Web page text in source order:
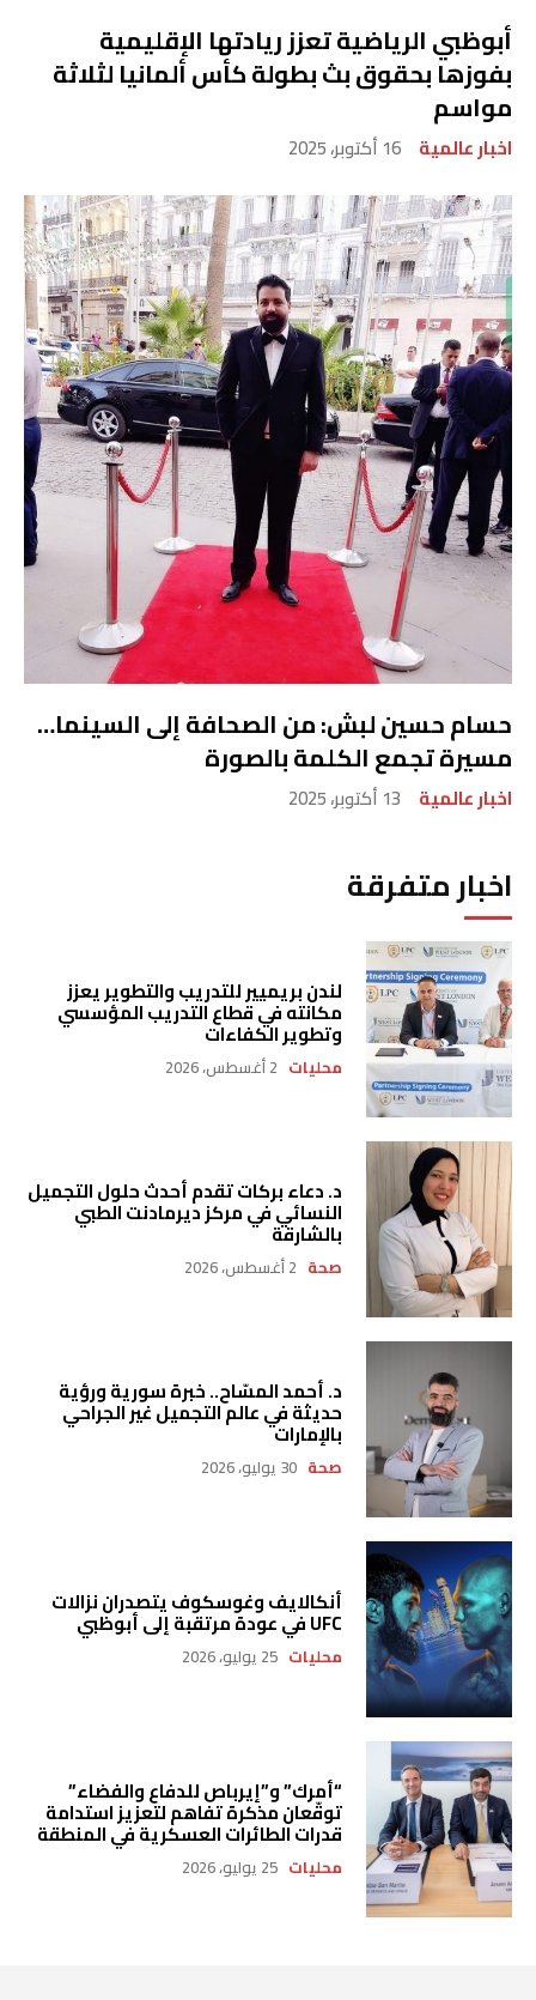
أبوظبي الرياضية تعزز ريادتها الإقليمية
بفوزها بحقوق بث بطولة كأس ألمانيا لثلاثة
مواسم
اخبار عالمية 16 أكتوبر، 2025
حسام حسين لبش: من الصحافة إلى السينما…
مسيرة تجمع الكلمة بالصورة
اخبار عالمية 13 أكتوبر، 2025
اخبار متفرقة
لندن بريميير للتدريب والتطوير يعزز
مكانته في قطاع التدريب المؤسسي
وتطوير الكفاءات
محليات 2 أغسطس، 2026
د. دعاء بركات تقدم أحدث حلول التجميل
النسائي في مركز ديرمادنت الطبي
بالشارقة
صحة 2 أغسطس، 2026
د. أحمد المسّاح.. خبرة سورية ورؤية
حديثة في عالم التجميل غير الجراحي
بالإمارات
صحة 30 يوليو، 2026
أنكالايف وغوسكوف يتصدران نزالات
UFC في عودة مرتقبة إلى أبوظبي
محليات 25 يوليو، 2026
“أمرك” و”إيرباص للدفاع والفضاء”
توقّعان مذكرة تفاهم لتعزيز استدامة
قدرات الطائرات العسكرية في المنطقة
محليات 25 يوليو، 2026